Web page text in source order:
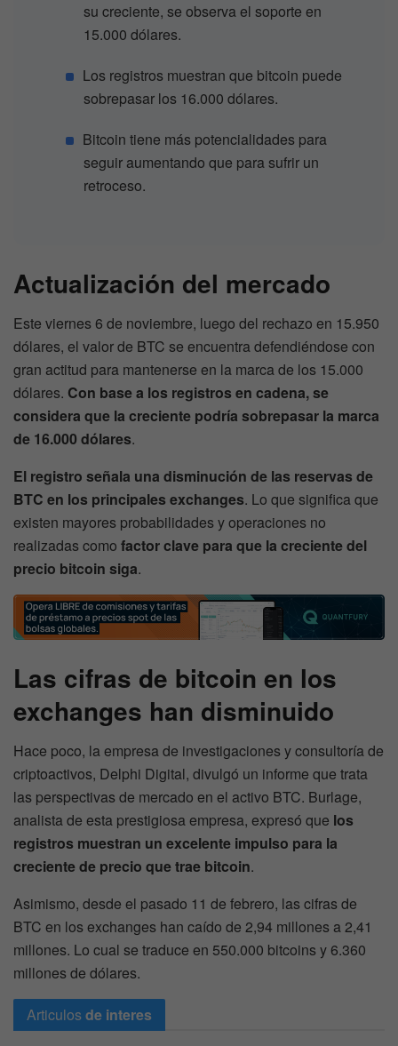
su creciente, se observa el soporte en
15.000 dólares.
Los registros muestran que bitcoin puede
sobrepasar los 16.000 dólares.
Bitcoin tiene más potencialidades para
seguir aumentando que para sufrir un
retroceso.
Actualización del mercado
Este viernes 6 de noviembre, luego del rechazo en 15.950
dólares, el valor de BTC se encuentra defendiéndose con
gran actitud para mantenerse en la marca de los 15.000
dólares. Con base a los registros en cadena, se
considera que la creciente podría sobrepasar la marca
de 16.000 dólares.
El registro señala una disminución de las reservas de
BTC en los principales exchanges. Lo que significa que
existen mayores probabilidades y operaciones no
realizadas como factor clave para que la creciente del
precio bitcoin siga.
Las cifras de bitcoin en los
exchanges han disminuido
Hace poco, la empresa de investigaciones y consultoría de
criptoactivos, Delphi Digital, divulgó un informe que trata
las perspectivas de mercado en el activo BTC. Burlage,
analista de esta prestigiosa empresa, expresó que los
registros muestran un excelente impulso para la
creciente de precio que trae bitcoin.
Asimismo, desde el pasado 11 de febrero, las cifras de
BTC en los exchanges han caído de 2,94 millones a 2,41
millones. Lo cual se traduce en 550.000 bitcoins y 6.360
millones de dólares.
Articulosde interes